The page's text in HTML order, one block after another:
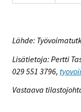
Lähde:
Lisätietoja: Pertti
029 551 3796,
Vastaava